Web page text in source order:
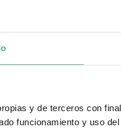
y de terceros con
funcionamiento y uso